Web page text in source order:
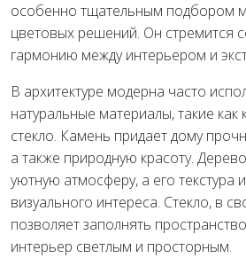
особенно тщательным подбором
цветовых решений. Он стремится
гармонию между интерьером и
В архитектуре модерна часто
натуральные материалы, такие как
стекло. Камень придает дому
а также природную красоту.
уютную атмосферу, а его текстура
визуального интереса. Стекло, в
позволяет заполнять
интерьер светлым и просторным.